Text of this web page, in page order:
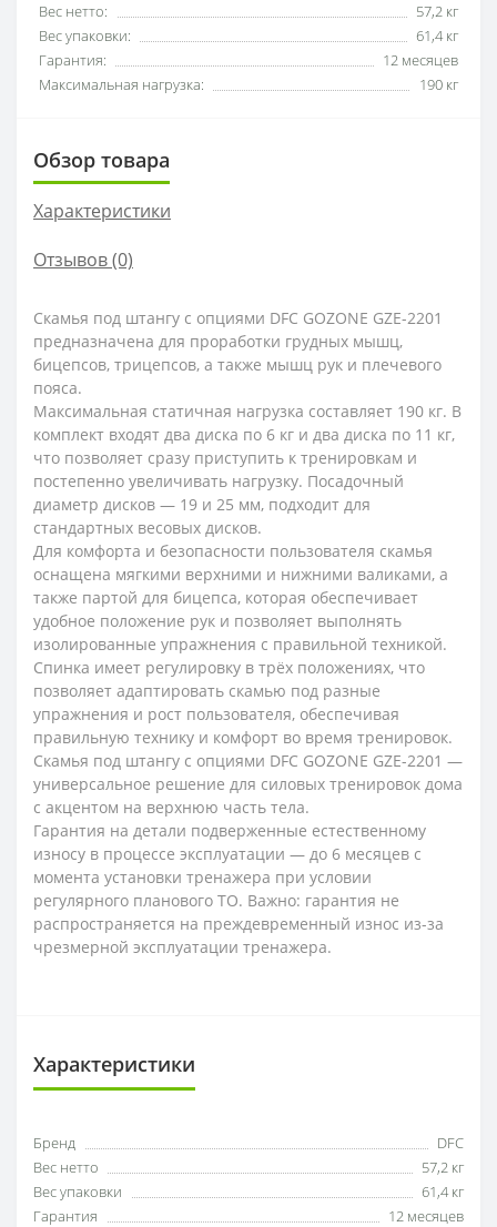
Вес нетто:
57,2 кг
Вес упаковки:
61,4 кг
Гарантия:
12 месяцев
Максимальная нагрузка:
190 кг
Обзор товара
Характеристики
Отзывов (0)
Скамья под штангу с опциями DFC GOZONE GZE-2201
предназначена для проработки грудных мышц,
бицепсов, трицепсов, а также мышц рук и плечевого
пояса.
Максимальная статичная нагрузка составляет 190 кг. В
комплект входят два диска по 6 кг и два диска по 11 кг,
что позволяет сразу приступить к тренировкам и
постепенно увеличивать нагрузку. Посадочный
диаметр дисков — 19 и 25 мм, подходит для
стандартных весовых дисков.
Для комфорта и безопасности пользователя скамья
оснащена мягкими верхними и нижними валиками, а
также партой для бицепса, которая обеспечивает
удобное положение рук и позволяет выполнять
изолированные упражнения с правильной техникой.
Спинка имеет регулировку в трёх положениях, что
позволяет адаптировать скамью под разные
упражнения и рост пользователя, обеспечивая
правильную технику и комфорт во время тренировок.
Скамья под штангу с опциями DFC GOZONE GZE-2201 —
универсальное решение для силовых тренировок дома
с акцентом на верхнюю часть тела.
Гарантия на детали подверженные естественному
износу в процессе эксплуатации — до 6 месяцев с
момента установки тренажера при условии
регулярного планового ТО. Важно: гарантия не
распространяется на преждевременный износ из-за
чрезмерной эксплуатации тренажера.
Характеристики
Бренд
DFC
Вес нетто
57,2 кг
Вес упаковки
61,4 кг
Гарантия
12 месяцев